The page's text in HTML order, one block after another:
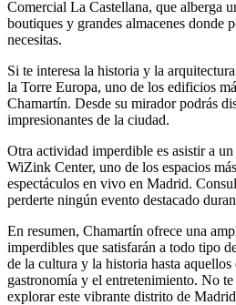
Comercial La Castellana, que alberga
boutiques y grandes almacenes donde
necesitas.
Si te interesa la historia y la
la Torre Europa, uno de los edificios
Chamartín. Desde su mirador podrás
impresionantes de la ciudad.
Otra actividad imperdible es asistir a
WiZink Center, uno de los espacios
espectáculos en vivo en Madrid.
perderte ningún evento destacado
En resumen, Chamartín ofrece una
imperdibles que satisfarán a todo tipo
de la cultura y la historia hasta
gastronomía y el entretenimiento. No
explorar este vibrante distrito de